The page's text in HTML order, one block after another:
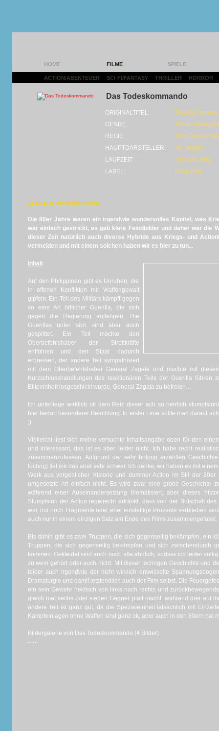
HOME FILME SPIELE
ACTION/ABENTEUER SCI-FI/FANTASY THRILLER HORROR
Das Todeskommando
ORIGINALTITEL:
Deadly
GENRE:
Action •
REGIE:
Nick Cacas •
HAUPTDARSTELLER:
Vic Vargas
LAUFZEIT:
DVD (81 Min)
LABEL:
Polar Film
15.12.2020 von Michael Rothe
Die 80er Jahre waren ein irgendwie wundervolles Kapitel, was
war einfach gestrickt, es gab klare Feindbilder und daher war die
dieser Zeit natürlich auch diverse Hybride aus Kriegs- und
vermeiden und mit einem solchen haben wir es hier zu tun...
Inhalt
Auf den Philippinen gibt es Unruhen, die
in offenen Konflikten mit Waffengewalt
gipfeln. Ein Teil des Militärs kämpft gegen
so eine Art örtlicher Guerilla, die sich
gegen die Regierung auflehnen. Die
Guerillas unter sich sind aber auch
gesplittet. Ein Teil möchte den
Oberbefehlshaber der Streitkräfte
entführen und den Staat dadurch
erpressen, der andere Teil sympathisiert
mit dem Oberbefehlshaber General Zagata und möchte mit
Kurzschlusshandlungen des reaktionären Teils der Guerilla führen
Eliteeinheit losgeschickt wurde, General Zagata zu befreien…
Ich unterliege wirklich oft dem Reiz dieser ach so herrlich
hier bedarf besonderer Beachtung. In erster Linie sollte man darauf
;)
Vielleicht liest sich meine versuchte Inhaltsangabe oben für den
und interessant, das ist es aber leider nicht. Ich habe recht
zusammenzufassen. Aufgrund der sehr holprig erzählten
löchrig) fiel mir das aber sehr schwer. Ich denke, wir haben es mit
Werk aus vorgeblicher Historie und dummer Action im Stil der
umgesetzte Art einfach nicht. Es wird zwar eine grobe Geschichte
während einer Auseinandersetzung thematisiert, aber dieses
Stumpfsinn der Action regelrecht ertränkt, dass von der Botschaft
war, nur noch Fragmente oder eher einstellige Prozente verblieben
auch nur in einem einzigen Satz am Ende des Films zusammengefasst.
Bis dahin gibt es zwei Truppen, die sich gegenseitig bekämpfen, ein
Truppen, die sich gegenseitig bekämpfen und sich zwischendurch
kommen. Gekleidet sind auch noch alle ähnlich, sodass ich leider
zu wem gehört oder auch nicht. Mit dieser löchrigen Geschichte und
leider auch irgendwie der nicht wirklich entwickelte
Dramaturgie und damit letztendlich auch der Film selbst. Die
ein sein Gewehr hektisch von links nach rechts und
gleich mal sechs oder sieben Gegner platt macht, während drei auf
andere Teil ist ganz gut, da die Spezialeinheit tatsächlich mit
Kampfeinlagen ohne Waffen sind ganz ok, aber auch in den 80ern hat
Bildergalerie von Das Todeskommando (4 Bilder)